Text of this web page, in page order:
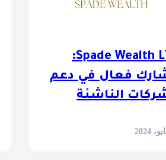
Spade Wealth LTD:
فعال في دعم
الناشئة